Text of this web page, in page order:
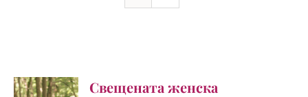
Свещената женска